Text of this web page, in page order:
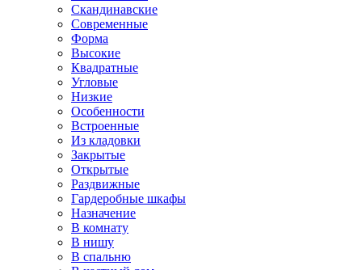
Скандинавские
Современные
Форма
Высокие
Квадратные
Угловые
Низкие
Особенности
Встроенные
Из кладовки
Закрытые
Открытые
Раздвижные
Гардеробные шкафы
Назначение
В комнату
В нишу
В спальню